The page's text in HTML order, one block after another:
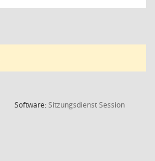
Software:SitzungsdienstSession(Wird in